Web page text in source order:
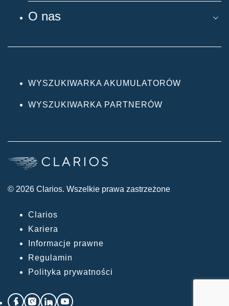
O nas
WYSZUKIWARKA AKUMULATORÓW
WYSZUKIWARKA PARTNERÓW
© 2026 Clarios. Wszelkie prawa zastrzeżone
Clarios
Kariera
Informacje prawne
Regulamin
Polityka prywatności